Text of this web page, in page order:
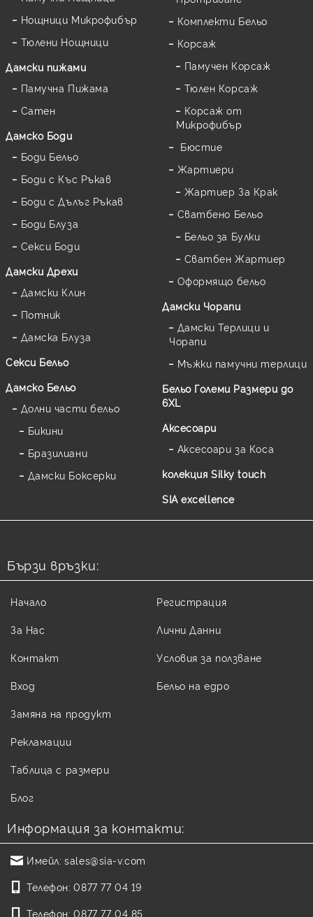
Нощници Микрофибър
Тюлени Нощници
Дамски пижами
Памучна Пижама
Сатен
Дамскo Боди
Боди Бельо
Боди с Къс Ръкав
Боди с Дълъг Ръкав
Боди Блуза
Секси Боди
Дамски Дрехи
Дамски Клин
Потник
Дамска Блуза
Секси Бельо
Дамско Бельо
Долни части бельо
Бикини
Бразилиани
Дамски Боксерки
Комплекти Бельо
Корсаж
Памучен Корсаж
Тюлен Корсаж
Корсаж от
Микрофибър
Бюстие
Жартиери
Жартиер За Крак
Сватбено Бельо
Бельо за Булки
Сватбен Жартиер
Оформящо бельо
Дамски Чорапи
Дамски Терлици и
Чорапи
Мъжки памучни терлици
Бельо Големи Размери до
6XL
Аксесоари
Аксесоари за Коса
колекция Silky touch
SIA excellence
Бързи връзки:
Начало
За Нас
Контакт
Вход
Регистрация
Лични Данни
Условия за ползване
Бельо на едро
Замяна на продукт
Рекламации
Таблица с размери
Блог
Информация за контакти:
Имейл: sales@sia-v.com
Телефон: 0877 77 04 19
Телефон: 0877 77 04 85